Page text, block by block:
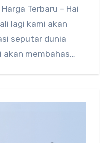
Terbaru – Hai
lagi kami akan
seputar dunia
akan membahas